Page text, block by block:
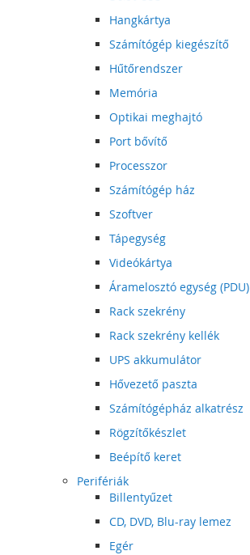
Hangkártya
Számítógép kiegészítő
Hűtőrendszer
Memória
Optikai meghajtó
Port bővítő
Processzor
Számítógép ház
Szoftver
Tápegység
Videókártya
Áramelosztó egység (PDU)
Rack szekrény
Rack szekrény kellék
UPS akkumulátor
Hővezető paszta
Számítógépház alkatrész
Rögzítőkészlet
Beépítő keret
Perifériák
Billentyűzet
CD, DVD, Blu-ray lemez
Egér